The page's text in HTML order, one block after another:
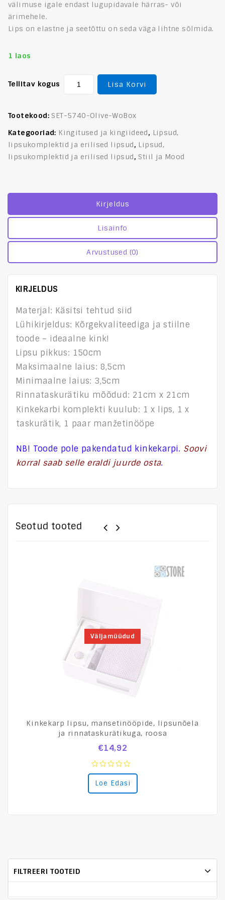
välimuse igale endast lugupidavale härras- või
ärimehele.
Lips on elastne ja seetõttu on seda väga lihtne sõlmida.
1 laos
Tellitav kogus Lisa Korvi
Tootekood: SET-5740-Olive-WoBox
Kategooriad: Kingitused ja kingiideed, Lipsud,
lipsukomplektid ja erilised lipsud, Lipsud,
lipsukomplektid ja erilised lipsud, Stiil ja Mood
Kirjeldus
Lisainfo
Arvustused (0)
KIRJELDUS
Materjal: Käsitsi tehtud siid
Lühikirjeldus: Kõrgekvaliteediga ja stiilne
toode – ideaalne kink!
Lipsu pikkus: 150cm
Maksimaalne laius: 8,5cm
Minimaalne laius: 3,5cm
Rinnataskurätiku mõõdud: 21cm x 21cm
Kinkekarbi komplekti kuulub: 1 x lips, 1 x
taskurätik, 1 paar manžetinööpe
NB! Toode pole pakendatud kinkekarpi. Soovi
korral saab selle eraldi juurde osta.
Seotud tooted
Väljamüüdud
Kinkekarp lipsu, mansetinööpide, lipsunõela
ja rinnataskurätikuga, roosa
€14,92
0
out
of
Loe Edasi
FILTREERI TOOTEID